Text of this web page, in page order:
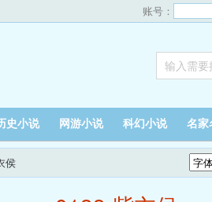
账号：
史小说 网游小说 科幻小说 名家
侯